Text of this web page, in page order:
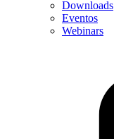
Downloads
Eventos
Webinars